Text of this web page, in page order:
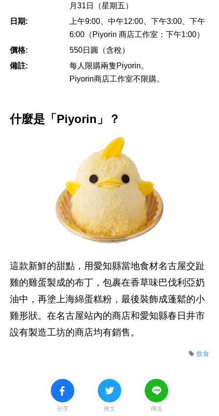
月31日（星期五）
日期:
上午9:00、中午12:00、下午3:00、下午
6:00（Piyorin 商店工作室：下午1:00）
價格:
550日圓（含稅）
備註:
每人限購兩隻Piyorin。
Piyorin商店工作室不限購。
什麼是「Piyorin」？
這款新鮮的甜點，用愛知縣當地食材名古屋交趾
雞的雞蛋製成的布丁，包裹在香草味巴伐利亞奶
油中，再塗上海綿蛋糕粉，最後裝飾成蓬鬆的小
雞形狀。在名古屋站內的商店和愛知縣春日井市
設有製造工坊的商店均有銷售。
飲食
分享 推文 傳送